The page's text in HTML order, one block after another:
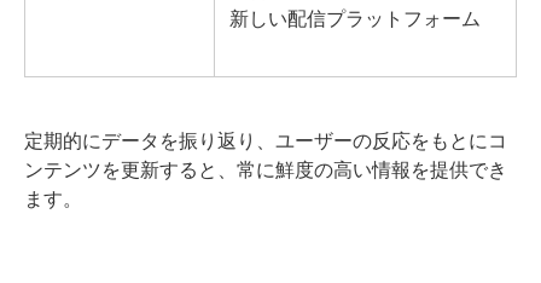
新しい配信プラットフォーム
定期的にデータを振り返り、ユーザーの反応をもとにコ
ンテンツを更新すると、常に鮮度の高い情報を提供でき
ます。